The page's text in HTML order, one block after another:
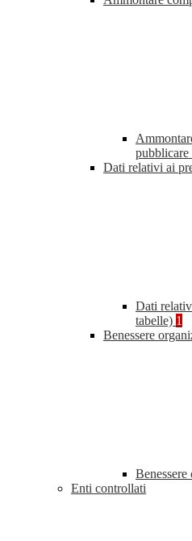
Dati relativi ai
Dati
tabelle) 1
Benessere
Enti controllati